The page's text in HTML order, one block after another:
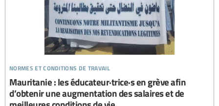
normes et conditions de travail
Mauritanie : les éducateur·trice·s en grève afin
d’obtenir une augmentation des salaires et de